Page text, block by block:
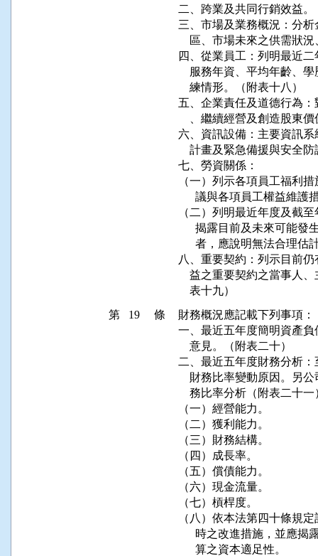
二、跨業及共同行銷效益。
三、市場及業務概況：分
區、市場未來之供需狀
四、從業員工：列明最近
服務年資、平均年齡、
    練情形。（附表十八）
五、企業責任及道德行為
、繼續經營及創造股東
六、資訊設備：主要資訊
計畫及緊急備援與安全
七、勞資關係：
（一）列示各項員工福利
議與各項員工權益維護
（二）列明最近年度及截
揭露目前及未來可能
者，應說明無法合理估
八、重要契約：列示目前
益之重要契約之當事人
    表十九）
第 19 條
財務概況應記載下列事項：
一、最近五年度簡明資產
    意見。（附表二十）
二、最近五年度財務分析
財務比率變動原因。另
務比率分析（附表二十
（一）經營能力。
（二）獲利能力。
（三）財務結構。
（四）成長率。
（五）償債能力。
（六）現金流量。
（七）槓桿度。
（八）依本法第四十條規
時之改進措施，並應
      算之資本適足性。